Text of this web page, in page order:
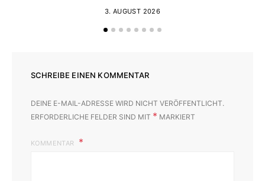
3. AUGUST 2026
SCHREIBE EINEN KOMMENTAR
DEINE E-MAIL-ADRESSE WIRD NICHT VERÖFFENTLICHT.
ERFORDERLICHE FELDER SIND MIT * MARKIERT
KOMMENTAR